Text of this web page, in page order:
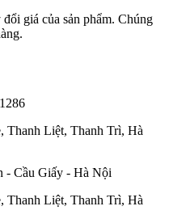
giá của sản phẩm. Chúng
Thanh Liệt, Thanh Trì, Hà
- Cầu Giấy - Hà Nội
Thanh Liệt, Thanh Trì, Hà